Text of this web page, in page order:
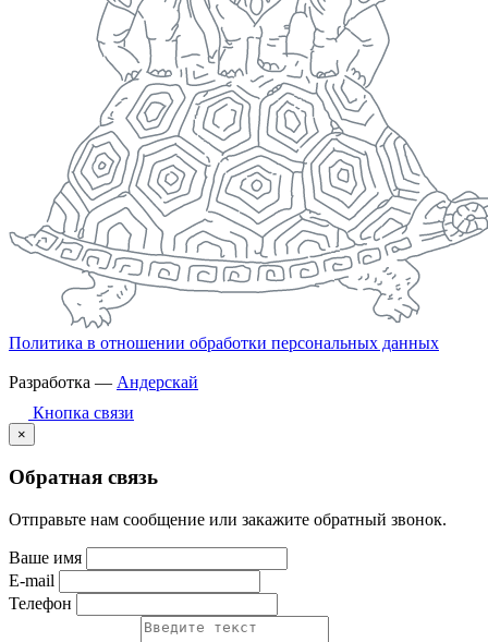
Политика в отношении обработки персональных данных
Разработка — Андерскай
Кнопка связи
×
Обратная связь
Отправьте нам сообщение или закажите обратный звонок.
Ваше имя
E-mail
Телефон